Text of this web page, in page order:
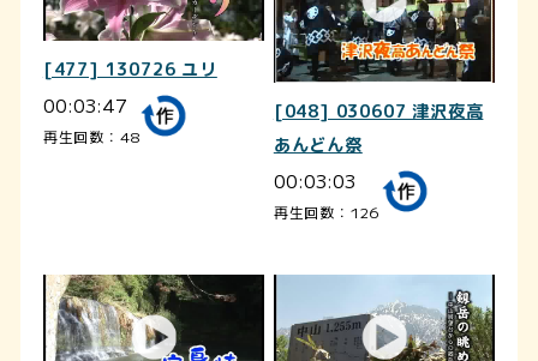
[477] 130726 ユリ
00:03:47
再生回数：48
[048] 030607 津沢夜高
あんどん祭
00:03:03
再生回数：126